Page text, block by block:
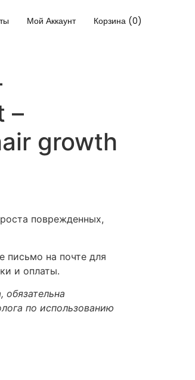
Мой Аккаунт Корзина (0)
–
growth
поврежденных,
письмо на почте для
и оплаты.
обязательна
по использованию